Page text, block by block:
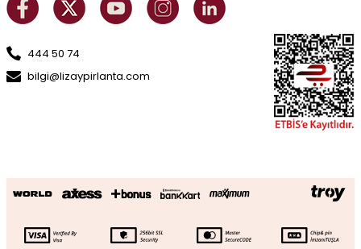
444 50 74
bilgi@lizaypirlanta.com